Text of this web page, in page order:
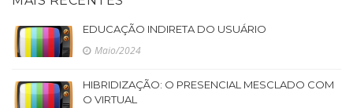
EDUCAÇÃO INDIRETA DO USUÁRIO
Maio/2024
HIBRIDIZAÇÃO: O PRESENCIAL MESCLADO COM
O VIRTUAL